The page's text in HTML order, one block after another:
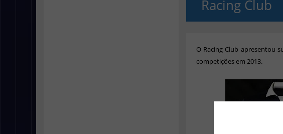
Racing Club
O Racing Club apresentou
competições em2013.